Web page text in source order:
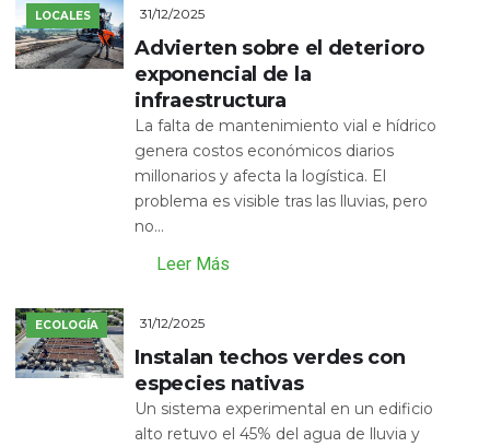
LOCALES 31/12/2025
Advierten sobre el deterioro
exponencial de la
infraestructura
La falta de mantenimiento vial e hídrico
genera costos económicos diarios
millonarios y afecta la logística. El
problema es visible tras las lluvias, pero
no...
Leer Más
ECOLOGÍA 31/12/2025
Instalan techos verdes con
especies nativas
Un sistema experimental en un edificio
alto retuvo el 45% del agua de lluvia y